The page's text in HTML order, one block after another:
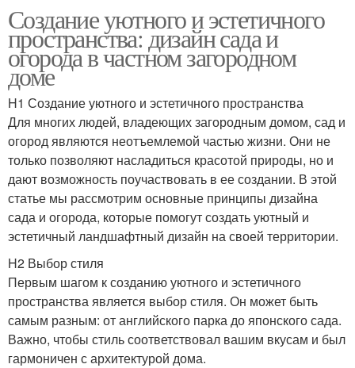
Создание уютного и эстетичного
пространства: дизайн сада и
огорода в частном загородном
доме
H1 Создание уютного и эстетичного пространства
Для многих людей, владеющих загородным домом, сад и
огород являются неотъемлемой частью жизни. Они не
только позволяют насладиться красотой природы, но и
дают возможность поучаствовать в ее создании. В этой
статье мы рассмотрим основные принципы дизайна
сада и огорода, которые помогут создать уютный и
эстетичный ландшафтный дизайн на своей территории.
H2 Выбор стиля
Первым шагом к созданию уютного и эстетичного
пространства является выбор стиля. Он может быть
самым разным: от английского парка до японского сада.
Важно, чтобы стиль соответствовал вашим вкусам и был
гармоничен с архитектурой дома.